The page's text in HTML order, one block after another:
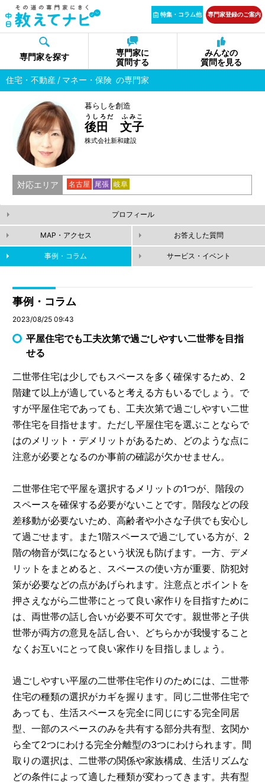
特集・コラム他 専門家登録のご案内
専門家を探す
専門家に
質問する
みんなの
質問を見る
住宅・不動産
マネー・保険 の専門家
暮らしを創造
後田 文子
うしろだ ふみこ
株式会社新和建設
対応エリア 名古屋 尾張 岐阜
プロフィール
MAP・アクセス お答えした質問
事例・コラム サービス・イベント
事例・コラム
2023/08/25 09:43
平屋住宅でも工夫次第で過ごしやすい二世帯を目指
せる
二世帯住宅は少しでもスペースを多く確保するため、2
階建て以上が適していると考える方もいるでしょう。で
すが平屋住宅であっても、工夫次第で過ごしやすい二世
帯住宅を目指せます。ただし平屋住宅を選ぶことならで
はのメリット・デメリットがあるため、どのような点に
注意が必要となるのか事前の確認が欠かせません。
二世帯住宅で平屋を選択するメリットの1つが、階段の
スペースを確保する必要がないことです。階段などの段
差移動が必要ないため、高齢者や小さな子供でも安心し
て過ごせます。また1階スペースで過ごしている方が、2
階の物音が気になるという状況も防げます。一方、デメ
リットをまとめると、スペースの使い方が重要、防犯対
策が必要などの点があげられます。注意点とポイントを
押さえながら二世帯にとって良い家作りを目指すために
は、両世帯の話し合いが必要不可欠です。親世帯と子供
世帯が両方の意見を話し合い、どちらかが我慢すること
なくお互いにとって良い家作りを目指しましょう。
過ごしやすい平屋の二世帯住宅作りのためには、二世帯
住宅の種類の選択がカギを握ります。同じ二世帯住宅で
あっても、生活スペースを完全に同じにする完全同居
型、一部のスペースのみを共有する部分共有型、玄関か
ら全て2つにわける完全分離型の3つにわけられます。間
取りの選択は、二世帯の関係や家族構成、生活リズムな
どの条件によって適した種類が変わってきます。共有型